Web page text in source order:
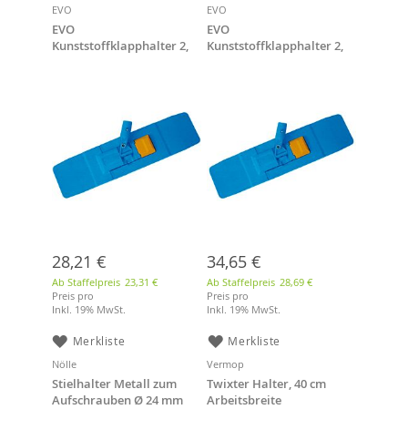
EVO
EVO
Kunststoffklapphalter 2,
28,21 €
Ab Staffelpreis 23,31 €
Preis pro
Inkl. 19% MwSt.
Merkliste
EVO
EVO
Kunststoffklapphalter 2,
34,65 €
Ab Staffelpreis 28,69 €
Preis pro
Inkl. 19% MwSt.
Merkliste
Nölle
Stielhalter Metall zum
Aufschrauben Ø 24 mm
Vermop
Twixter Halter, 40 cm
Arbeitsbreite